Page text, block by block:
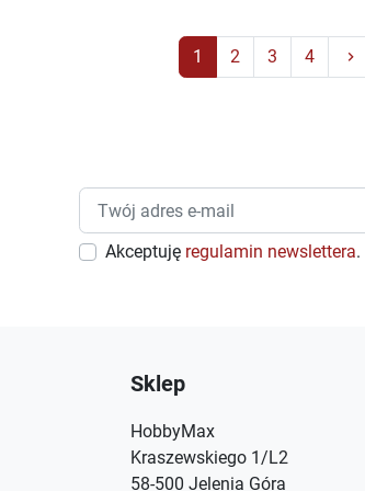
1 2 3 4 keyboard_arrow_right
Akceptuję regulamin newslettera.
Sklep
HobbyMax
Kraszewskiego 1/L2
58-500 Jelenia Góra